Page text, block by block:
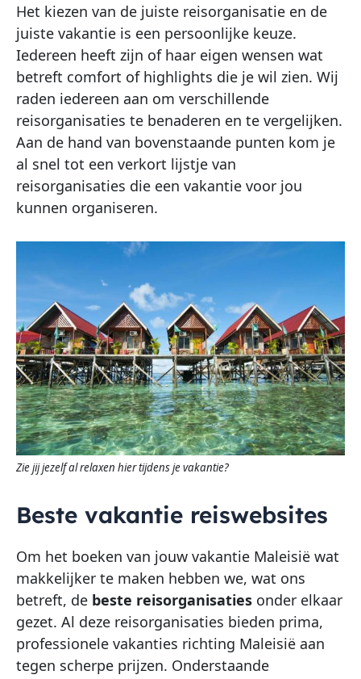
Het kiezen van de juiste reisorganisatie en de
juiste vakantie is een persoonlijke keuze.
Iedereen heeft zijn of haar eigen wensen wat
betreft comfort of highlights die je wil zien. Wij
raden iedereen aan om verschillende
reisorganisaties te benaderen en te vergelijken.
Aan de hand van bovenstaande punten kom je
al snel tot een verkort lijstje van
reisorganisaties die een vakantie voor jou
kunnen organiseren.
Zie jij jezelf al relaxen hier tijdens je vakantie?
Beste vakantie reiswebsites
Om het boeken van jouw vakantie Maleisië wat
makkelijker te maken hebben we, wat ons
betreft, de beste reisorganisaties onder elkaar
gezet. Al deze reisorganisaties bieden prima,
professionele vakanties richting Maleisië aan
tegen scherpe prijzen. Onderstaande